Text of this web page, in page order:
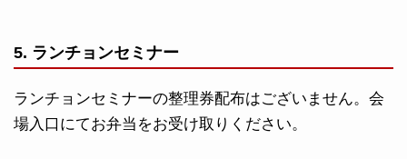
5. ランチョンセミナー
ランチョンセミナーの整理券配布はございません。会
場入口にてお弁当をお受け取りください。